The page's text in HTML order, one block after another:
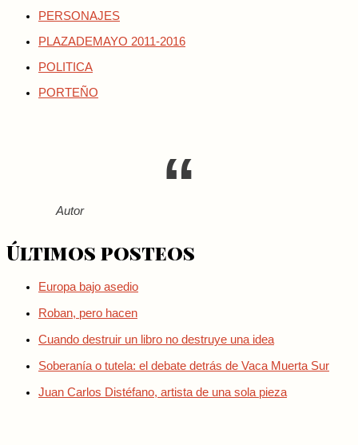
PERSONAJES
PLAZADEMAYO 2011-2016
POLITICA
PORTEÑO
Autor
Últimos posteos
Europa bajo asedio
Roban, pero hacen
Cuando destruir un libro no destruye una idea
Soberanía o tutela: el debate detrás de Vaca Muerta Sur
Juan Carlos Distéfano, artista de una sola pieza